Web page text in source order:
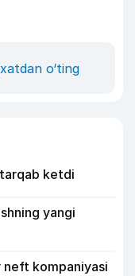
o‘ting
ketdi
yangi
neft kompaniyasi